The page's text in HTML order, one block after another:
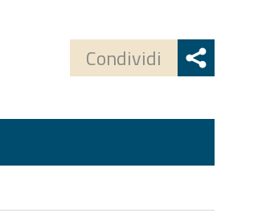
Condividi